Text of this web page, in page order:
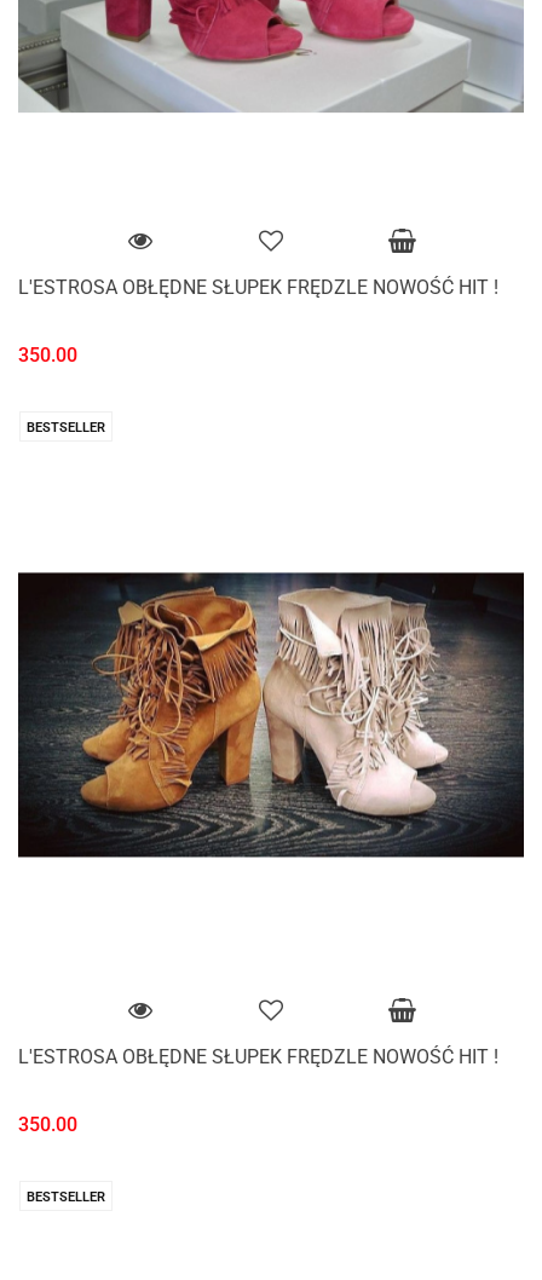
L'ESTROSA OBŁĘDNE SŁUPEK FRĘDZLE NOWOŚĆ HIT !
350.00
BESTSELLER
L'ESTROSA OBŁĘDNE SŁUPEK FRĘDZLE NOWOŚĆ HIT !
350.00
BESTSELLER